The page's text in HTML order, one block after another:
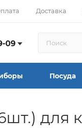
Доставка
09
Посуда
для